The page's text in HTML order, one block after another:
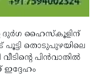
ദുര്‍ഗ ഹൈസ്‌കൂളിന്
തൊടുപുഴയിലെ
പിന്‍വാതില്‍